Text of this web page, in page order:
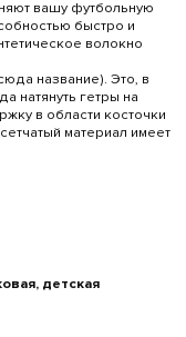
вашу футбольную
быстро и
волокно
название). Это, в
натянуть гетры на
в области косточки
материал имеет
детская